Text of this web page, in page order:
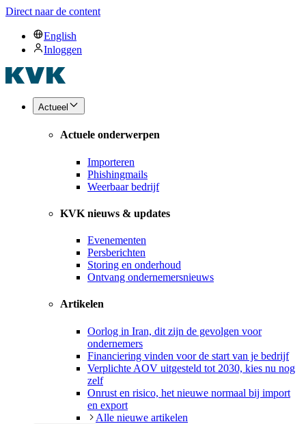
Direct naar de content
English
Inloggen
Actueel
Actuele onderwerpen
Importeren
Phishingmails
Weerbaar bedrijf
KVK nieuws & updates
Evenementen
Persberichten
Storing en onderhoud
Ontvang ondernemersnieuws
Artikelen
Oorlog in Iran, dit zijn de gevolgen voor
ondernemers
Financiering vinden voor de start van je bedrijf
Verplichte AOV uitgesteld tot 2030, kies nu nog
zelf
Onrust en risico, het nieuwe normaal bij import
en export
Alle nieuwe artikelen